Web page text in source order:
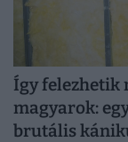
Így felezhetik
magyarok:
brutális